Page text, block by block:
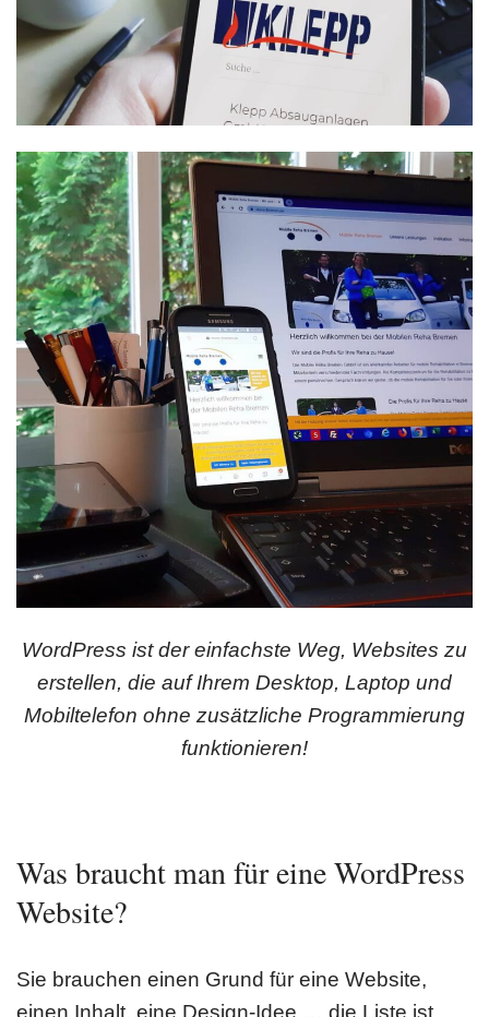
WordPress ist der einfachste Weg, Websites zu
erstellen, die auf Ihrem Desktop, Laptop und
Mobiltelefon ohne zusätzliche Programmierung
funktionieren!
Was braucht man für eine WordPress
Website?
Sie brauchen einen Grund für eine Website,
einen Inhalt, eine Design-Idee … die Liste ist